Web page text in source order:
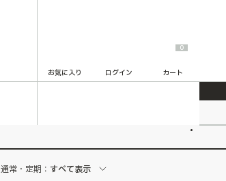
お気に入り ログイン
0
カート
通常・定期： すべて表示